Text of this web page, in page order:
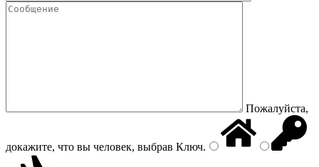
Пожалуйста,
докажите, что вы человек, выбрав Ключ.